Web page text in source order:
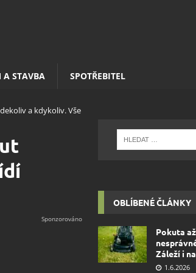
A STAVBA SPOTŘEBITEL
a kdykoliv. Vše
OBLÍBENÉ ČLÁNKY
Pokuta
Záleží i
1.6.2026